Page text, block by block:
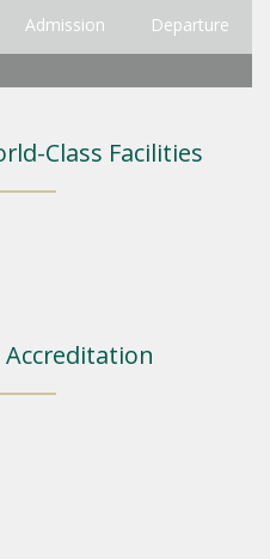
Admission Departure
Class Facilities